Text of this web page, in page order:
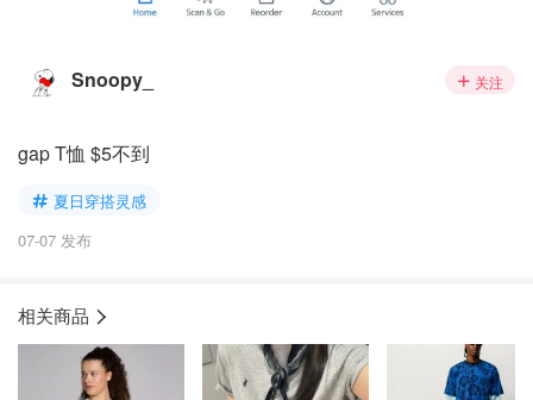
Snoopy_ 关注
gap T恤 $5不到
夏日穿搭灵感
07-07 发布
相关商品